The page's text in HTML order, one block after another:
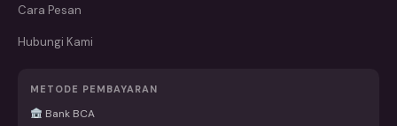
Cara Pesan
Hubungi Kami
METODE PEMBAYARAN
Bank BCA